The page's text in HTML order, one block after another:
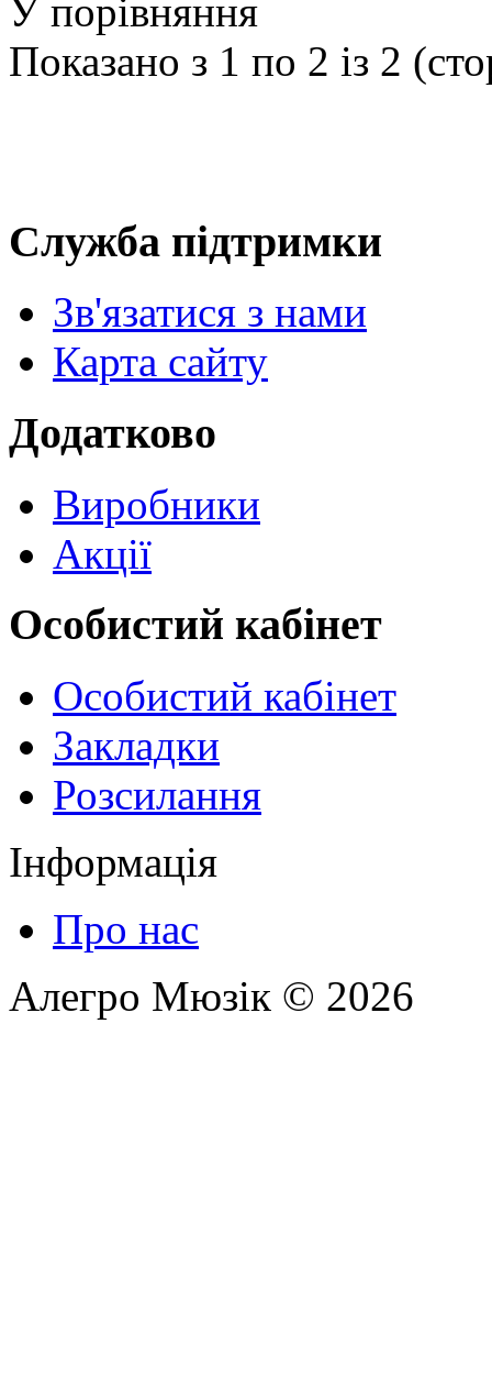
У порівняння
Показано з 1 по 2 із 2
Служба підтримки
Зв'язатися з нами
Карта сайту
Додатково
Виробники
Акції
Особистий кабінет
Особистий кабінет
Закладки
Розсилання
Інформація
Про нас
Алегро Мюзік © 2026